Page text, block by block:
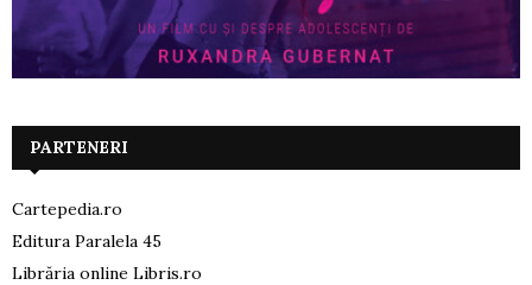
PARTENERI
Cartepedia.ro
Editura Paralela 45
Librăria online Libris.ro